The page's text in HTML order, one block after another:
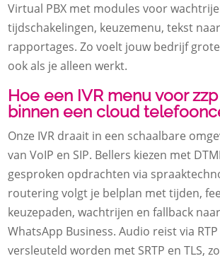
Virtual PBX met modules voor
tijdschakelingen, keuzemenu, tekst
rapportages. Zo voelt jouw bedrijf
ook als je alleen werkt.
Hoe een IVR menu voor
binnen een cloud
Onze IVR draait in een schaalbare
van VoIP en SIP. Bellers kiezen met
gesproken opdrachten via
routering volgt je belplan met tijden,
keuzepaden, wachtrijen en fallback
WhatsApp Business. Audio reist via
versleuteld worden met SRTP en TLS,